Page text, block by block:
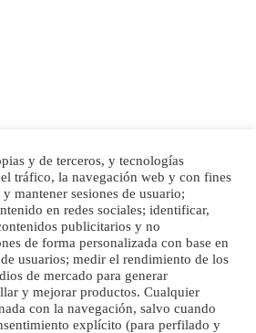
MESA Y LOPEZ
MICROCHIP PERDIDO HOY 06/07/2025 ZONA
Política de privacidad
Cláusula de Cookies
de interés
y de terceros, y tecnologías
tráfico, la navegación web y con fines
mantener sesiones de usuario;
en redes sociales; identificar,
publicitarios y no
de forma personalizada con base en
usuarios; medir el rendimiento de los
de mercado para generar
y mejorar productos. Cualquier
con la navegación, salvo cuando
explícito (para perfilado y